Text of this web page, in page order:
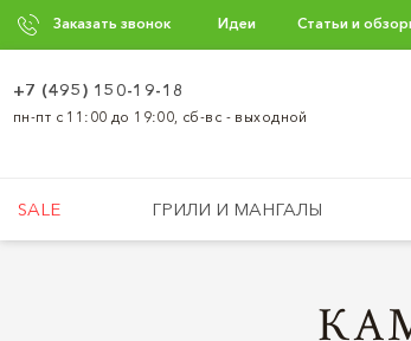
Заказать звонок Идеи Статьи и
+7 (495) 150-19-18
пн-пт с 11:00 до 19:00, сб-вс - выходной
SALE ГРИЛИ И МАНГАЛЫ